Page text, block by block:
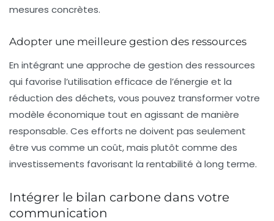
mesures concrètes.
Adopter une meilleure gestion des ressources
En intégrant une approche de gestion des ressources
qui favorise l’utilisation efficace de l’énergie et la
réduction des déchets, vous pouvez transformer votre
modèle économique tout en agissant de manière
responsable. Ces efforts ne doivent pas seulement
être vus comme un coût, mais plutôt comme des
investissements favorisant la rentabilité à long terme.
Intégrer le bilan carbone dans votre
communication